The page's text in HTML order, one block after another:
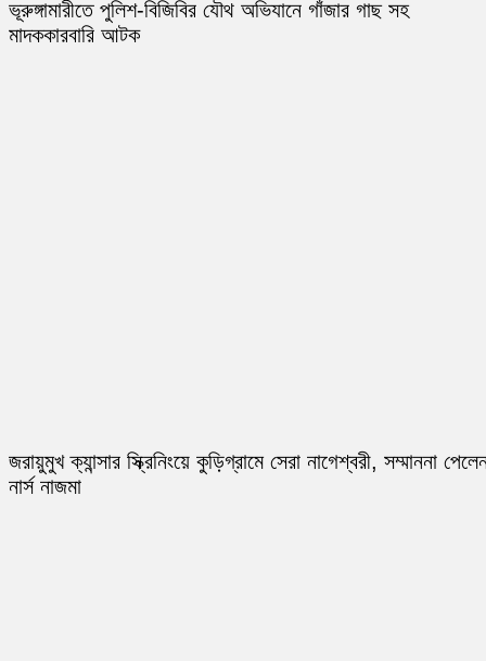
ভূরুঙ্গামারীতে পুলিশ-বিজিবির যৌথ অভিযানে গাঁজার গাছ সহ
মাদককারবারি আটক
জরায়ুমুখ ক্যান্সার স্ক্রিনিংয়ে কুড়িগ্রামে সেরা নাগেশ্বরী, সম্মাননা
নার্স নাজমা